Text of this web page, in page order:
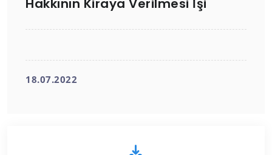
Hakkının Kiraya Verilmesi İşi
18.07.2022